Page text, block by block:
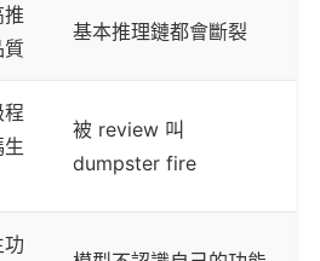
推
質
基本推理鏈都會斷裂
被 review 叫
dumpster fire
功